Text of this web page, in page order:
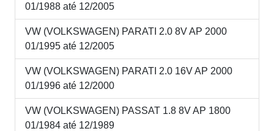
01/1988 até 12/2005
VW (VOLKSWAGEN) PARATI 2.0 8V AP 2000
01/1995 até 12/2005
VW (VOLKSWAGEN) PARATI 2.0 16V AP 2000
01/1996 até 12/2000
VW (VOLKSWAGEN) PASSAT 1.8 8V AP 1800
01/1984 até 12/1989